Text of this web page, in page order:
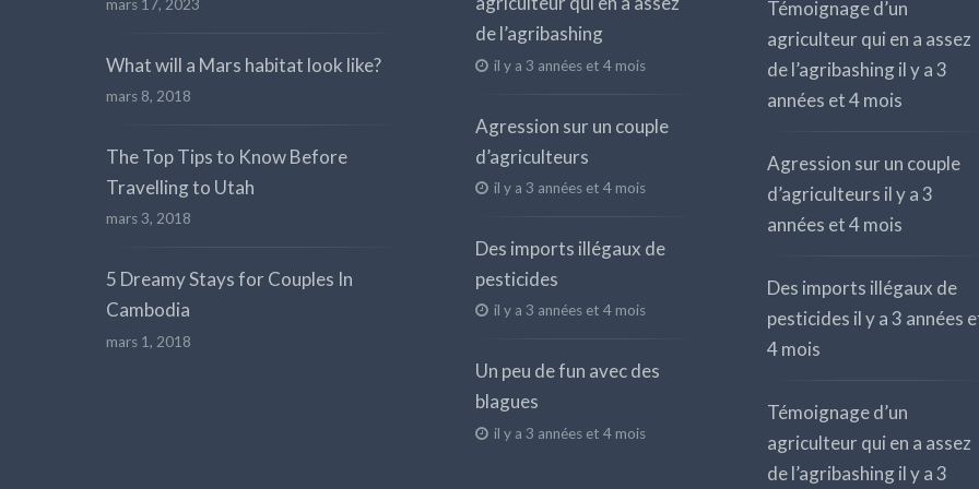
mars 17, 2023
What will a Mars habitat look like?
mars 8, 2018
The Top Tips to Know Before
Travelling to Utah
mars 3, 2018
5 Dreamy Stays for Couples In
Cambodia
mars 1, 2018
de l’agribashing
il y a 3 années et 4 mois
Agression sur un couple
d’agriculteurs
il y a 3 années et 4 mois
Des imports illégaux de
pesticides
il y a 3 années et 4 mois
Un peu de fun avec des
blagues
il y a 3 années et 4 mois
Témoignage d’un
agriculteur qui en a assez
de l’agribashingil y a 3
années et 4 mois
Agression sur un couple
d’agriculteurs il y a 3
années et 4 mois
Des imports illégaux de
pesticides il y a 3 années
4 mois
Témoignage d’un
agriculteur qui en a assez
de l’agribashingil y a 3